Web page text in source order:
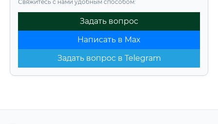
Свяжитесь с нами удобным способом:
Задать вопрос
Написать в Max
Задать вопрос в Telegram